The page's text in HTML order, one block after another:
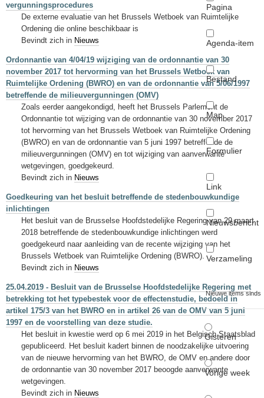
Pagina
Agenda-item
Bestand
Map
Formulier
Link
Nieuwsbericht
Verzameling
Nieuwe items sinds
Gisteren
Vorige week
vergunningsprocedures
De externe evaluatie van het Brussels Wetboek van Ruimtelijke
Ordening die online beschikbaar is
Bevindt zich in Nieuws
Ordonnantie van 4/04/19 wijziging van de ordonnantie van 30
november 2017 tot hervorming van het Brussels Wetboek van
Ruimtelijke Ordening (BWRO) en van de ordonnantie van 5/06/1997
betreffende de milieuvergunningen (OMV)
Zoals eerder aangekondigd, heeft het Brussels Parlement de
Ordonnantie tot wijziging van de ordonnantie van 30 november 2017
tot hervorming van het Brussels Wetboek van Ruimtelijke Ordening
(BWRO) en van de ordonnantie van 5 juni 1997 betreffende de
milieuvergunningen (OMV) en tot wijziging van aanverwante
wetgevingen, goedgekeurd.
Bevindt zich in Nieuws
Goedkeuring van het besluit betreffende de stedenbouwkundige
inlichtingen
Het besluit van de Brusselse Hoofdstedelijke Regering van 29 maart
2018 betreffende de stedenbouwkundige inlichtingen werd
goedgekeurd naar aanleiding van de recente wijziging van het
Brussels Wetboek van Ruimtelijke Ordening (BWRO).
Bevindt zich in Nieuws
25.04.2019 - Besluit van de Brusselse Hoofdstedelijke Regering met
betrekking tot het typebestek voor de effectenstudie, bedoeld in
artikel 175/3 van het BWRO en in artikel 26 van de OMV van 5 juni
1997 en de voorstelling van deze studie.
Het besluit in kwestie werd op 6 mei 2019 in het Belgisch Staatsblad
gepubliceerd. Het besluit kadert binnen de noodzakelijke uitvoering
van de nieuwe hervorming van het BWRO, de OMV en andere door
de ordonnantie van 30 november 2017 beoogde aanverwante
wetgevingen.
Bevindt zich in Nieuws